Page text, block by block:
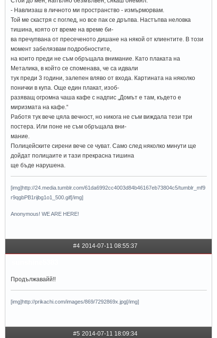
- Навлизаш в личното ми пространство - измърморвам.
Той ме скастря с поглед, но все пак се дръпва. Настъпва неловка
тишина, която от време на време би-
ва пречупвана от пресеченото дишане на някой от клиентите. В този
момент забелязвам подробностите,
на които преди не съм обръщала внимание. Като плаката на
Металика, в който се споменава, че са идвали
тук преди 3 години, залепен вляво от входа. Картината на няколко
понички в купа. Още един плакат, изоб-
разяващ огромна чаша кафе с надпис „Домът е там, където е
миризмата на кафе.“
Работя тук вече цяла вечност, но никога не съм виждала тези три
постера. Или поне не съм обръщала вни-
мание.
Полицейските сирени вече се чуват. Само след няколко минути ще
дойдат полицаите и тази прекрасна тишина
ще бъде нарушена.
[img]http://24.media.tumblr.com/61da6992cc4003d84b46167eb73804c5/tumblr_mf9
r9qgbPB1rijbg1o1_500.gif[/img]
Anonymous! WE ARE HERE!
#4 2014-07-11 08:55:37
Продължавайй!!
[img]http://prikachi.com/images/869/7292869x.jpg[/img]
#5 2014-07-11 18:09:34